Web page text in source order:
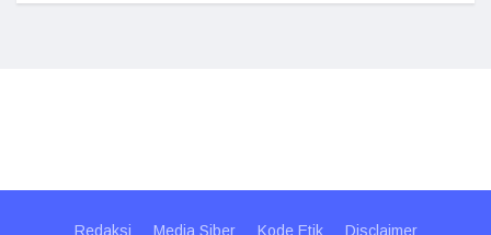
Redaksi Media Siber Kode Etik Disclaimer